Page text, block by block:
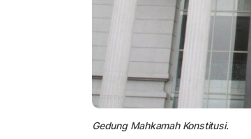
Gedung Mahkamah Konstitusi.